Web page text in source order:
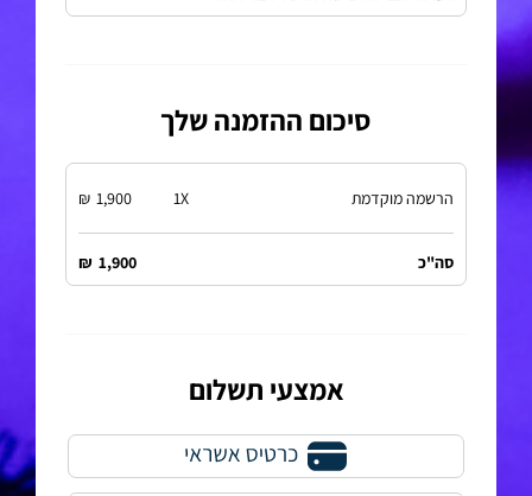
סיכום ההזמנה שלך
הרשמה מוקדמת X
1
1,900
₪
סה"כ 1,900
₪
אמצעי תשלום